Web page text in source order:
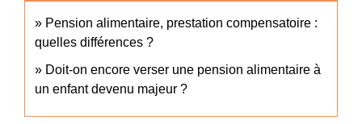
Pension alimentaire, prestation compensatoire :
quelles différences ?
Doit-on encore verser une pension alimentaire à
un enfant devenu majeur ?